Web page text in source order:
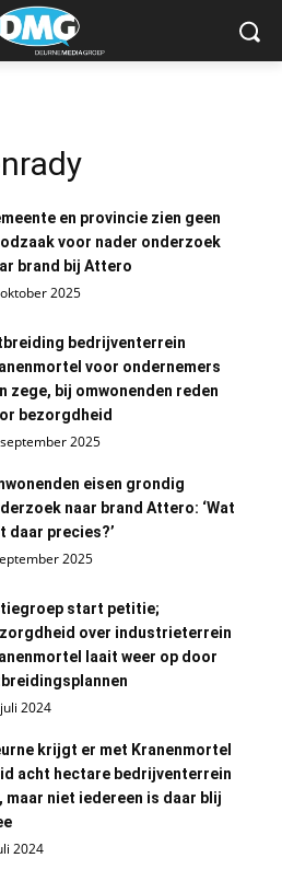
en provincie zien geen
voor nader onderzoek
brand bij Attero
2025
bedrijventerrein
voor ondernemers
zege, bij omwonenden reden
bezorgdheid
2025
eisen grondig
naar brand Attero: ‘Wat
daar precies?’
2025
start petitie;
over industrieterrein
laait weer op door
2024
krijgt er met Kranenmortel
acht hectare bedrijventerrein
maar niet iedereen is daar blij
2024